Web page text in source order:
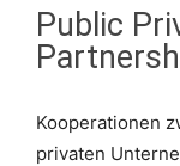
Public
Kooperationen
privaten